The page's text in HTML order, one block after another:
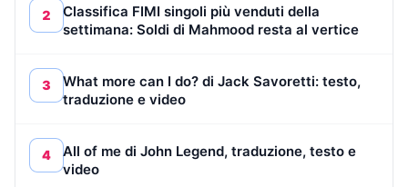
2
Classifica FIMI singoli più venduti della
settimana: Soldi di Mahmood resta al vertice
3
What more can I do? di Jack Savoretti: testo,
traduzione e video
4
All of me di John Legend, traduzione, testo e
video